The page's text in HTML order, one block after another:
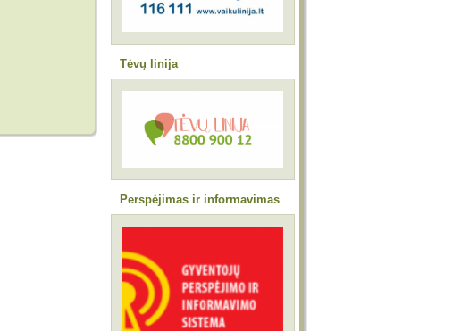
Tėvų linija
Perspėjimas ir informavimas